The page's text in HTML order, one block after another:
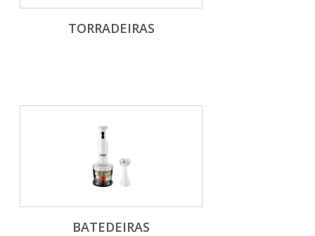
TORRADEIRAS
BATEDEIRAS